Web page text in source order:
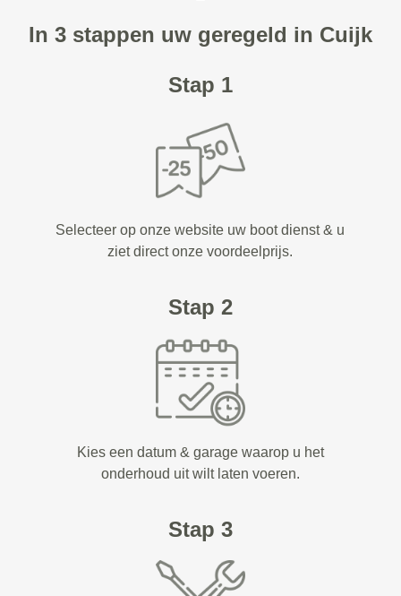
In 3 stappen uw geregeld in Cuijk
Stap 1
Selecteer op onze website uw boot dienst & u
ziet direct onze voordeelprijs.
Stap 2
Kies een datum & garage waarop u het
onderhoud uit wilt laten voeren.
Stap 3